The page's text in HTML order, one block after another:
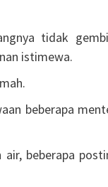
tidak
istimewa.
beberapa
beberapa